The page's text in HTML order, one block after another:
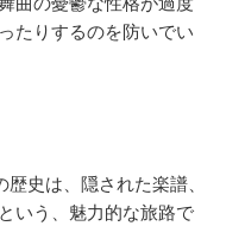
たりするのを防いでい
史は、隠された楽譜、
いう、魅力的な旅路で